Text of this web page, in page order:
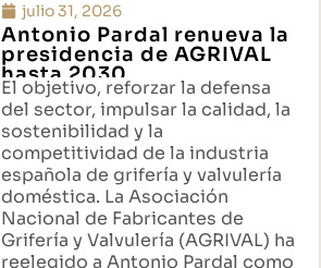
julio 31, 2026
Antonio Pardal renueva la
presidencia de AGRIVAL
hasta 2030
El objetivo, reforzar la defensa
del sector, impulsar la calidad, la
sostenibilidad y la
competitividad de la industria
española de grifería y valvulería
doméstica. La Asociación
Nacional de Fabricantes de
Grifería y Valvulería (AGRIVAL) ha
reelegido a Antonio Pardal como